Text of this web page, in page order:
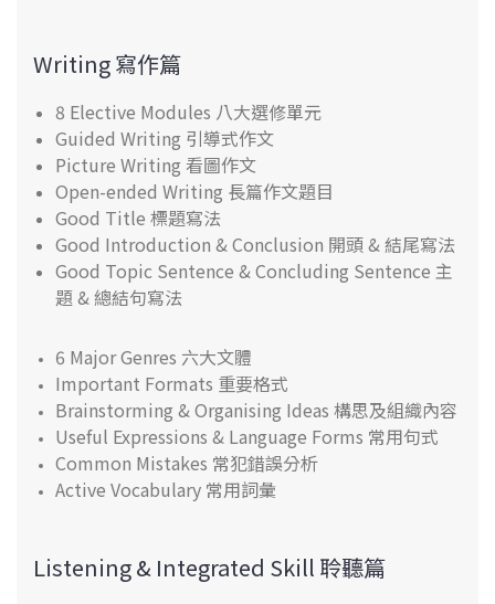
Writing 寫作篇
8 Elective Modules 八大選修單元
Guided Writing 引導式作文
Picture Writing 看圖作文
Open-ended Writing 長篇作文題目
Good Title 標題寫法
Good Introduction & Conclusion 開頭 & 結尾寫法
Good Topic Sentence & Concluding Sentence 主
題 & 總結句寫法
6 Major Genres 六大文體
Important Formats 重要格式
Brainstorming & Organising Ideas 構思及組織內容
Useful Expressions & Language Forms 常用句式
Common Mistakes 常犯錯誤分析
Active Vocabulary 常用詞彙
Listening & Integrated Skill 聆聽篇